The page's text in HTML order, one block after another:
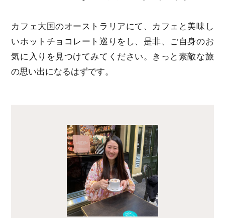
カフェ大国のオーストラリアにて、カフェと美味し
いホットチョコレート巡りをし、是非、ご自身のお
気に入りを見つけてみてください。きっと素敵な旅
の思い出になるはずです。